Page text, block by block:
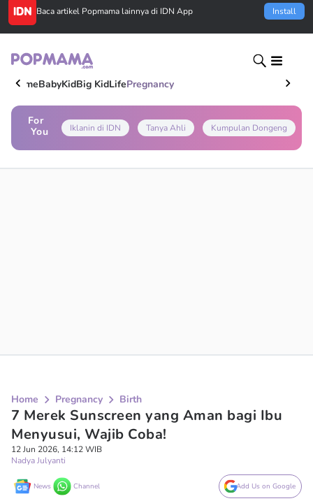
Baca artikel Popmama lainnya di IDN App Install
HomeBabyKidBig KidLifePregnancy
For
You
Iklanin di IDN Tanya Ahli Kumpulan Dongeng
Home Pregnancy Birth
7 Merek Sunscreen yang Aman bagi Ibu
Menyusui, Wajib Coba!
12 Jun 2026, 14:12 WIB
Nadya Julyanti
News Channel Add Us on Google